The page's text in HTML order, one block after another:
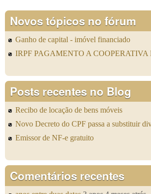
Novos tópicos no fórum
Ganho de capital - imóvel financiado
IRPF PAGAMENTO A
Posts recentes no Blog
Recibo de locação de bens móveis
Novo Decreto do CPF passa a substituir
Emissor de NF-e gratuito
Comentários recentes